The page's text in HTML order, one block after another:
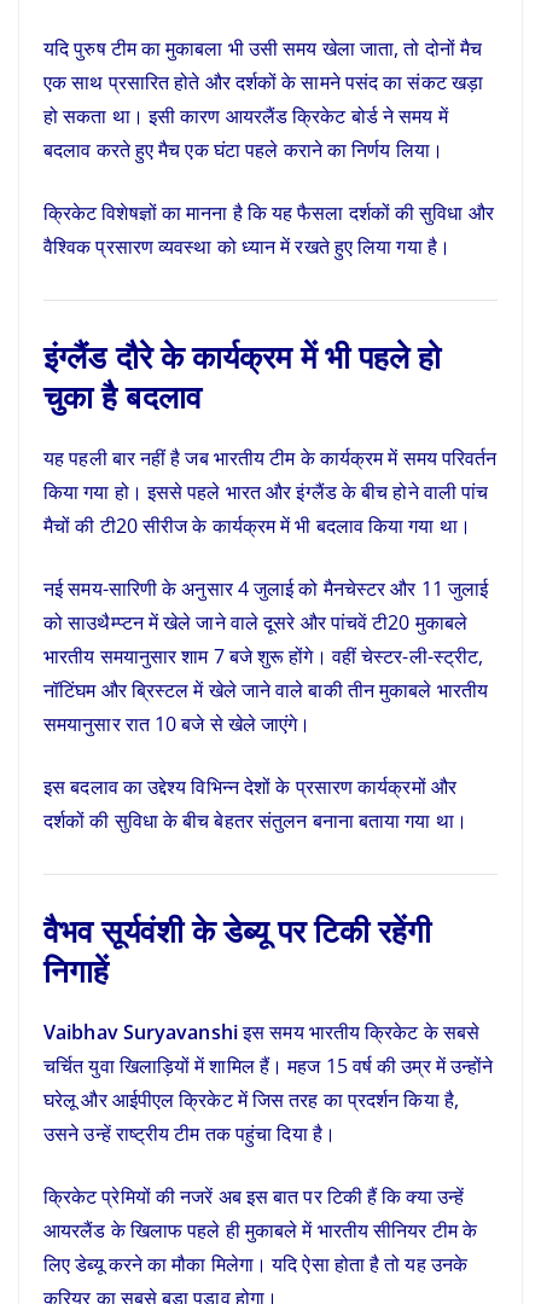
यदि पुरुष टीम का मुकाबला भी उसी समय खेला जाता, तो दोनों मैच
एक साथ प्रसारित होते और दर्शकों के सामने पसंद का संकट खड़ा
हो सकता था। इसी कारण आयरलैंड क्रिकेट बोर्ड ने समय में
बदलाव करते हुए मैच एक घंटा पहले कराने का निर्णय लिया।
क्रिकेट विशेषज्ञों का मानना है कि यह फैसला दर्शकों की सुविधा और
वैश्विक प्रसारण व्यवस्था को ध्यान में रखते हुए लिया गया है।
इंग्लैंड दौरे के कार्यक्रम में भी पहले हो
चुका है बदलाव
यह पहली बार नहीं है जब भारतीय टीम के कार्यक्रम में समय परिवर्तन
किया गया हो। इससे पहले भारत और इंग्लैंड के बीच होने वाली पांच
मैचों की टी20 सीरीज के कार्यक्रम में भी बदलाव किया गया था।
नई समय-सारिणी के अनुसार 4 जुलाई को मैनचेस्टर और 11 जुलाई
को साउथैम्प्टन में खेले जाने वाले दूसरे और पांचवें टी20 मुकाबले
भारतीय समयानुसार शाम 7 बजे शुरू होंगे। वहीं चेस्टर-ली-स्ट्रीट,
नॉटिंघम और ब्रिस्टल में खेले जाने वाले बाकी तीन मुकाबले भारतीय
समयानुसार रात 10 बजे से खेले जाएंगे।
इस बदलाव का उद्देश्य विभिन्न देशों के प्रसारण कार्यक्रमों और
दर्शकों की सुविधा के बीच बेहतर संतुलन बनाना बताया गया था।
वैभव सूर्यवंशी के डेब्यू पर टिकी रहेंगी
निगाहें
Vaibhav Suryavanshiइस समय भारतीय क्रिकेट के सबसे
चर्चित युवा खिलाड़ियों में शामिल हैं। महज 15 वर्ष की उम्र में उन्होंने
घरेलू और आईपीएल क्रिकेट में जिस तरह का प्रदर्शन किया है,
उसने उन्हें राष्ट्रीय टीम तक पहुंचा दिया है।
क्रिकेट प्रेमियों की नजरें अब इस बात पर टिकी हैं कि क्या उन्हें
आयरलैंड के खिलाफ पहले ही मुकाबले में भारतीय सीनियर टीम के
लिए डेब्यू करने का मौका मिलेगा। यदि ऐसा होता है तो यह उनके
करियर का सबसे बड़ा पड़ाव होगा।